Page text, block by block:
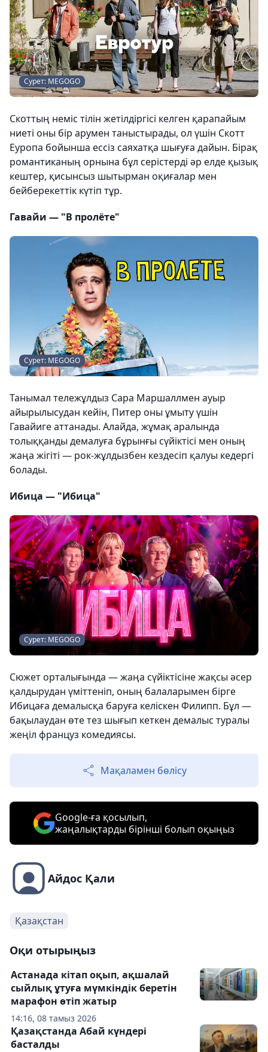
Сурет: MEGOGO
Скоттың неміс тілін жетілдіргісі келген қарапайым
ниеті оны бір арумен таныстырады, ол үшін Скотт
Еуропа бойынша ессіз саяхатқа шығуға дайын. Бірақ
романтиканың орнына бұл серістерді әр елде қызық
кештер, қисынсыз шытырман оқиғалар мен
бейберекеттік күтіп тұр.
Гавайи — "В пролёте"
Сурет: MEGOGO
Танымал тележұлдыз Сара Маршаллмен ауыр
айырылысудан кейін, Питер оны ұмыту үшін
Гавайиге аттанады. Алайда, жұмақ аралында
толыққанды демалуға бұрынғы сүйіктісі мен оның
жаңа жігіті — рок-жұлдызбен кездесіп қалуы кедергі
болады.
Ибица — "Ибица"
Сурет: MEGOGO
Сюжет орталығында — жаңа сүйіктісіне жақсы әсер
қалдырудан үміттеніп, оның балаларымен бірге
Ибицаға демалысқа баруға келіскен Филипп. Бұл —
бақылаудан өте тез шығып кеткен демалыс туралы
жеңіл француз комедиясы.
Мақаламен бөлісу
Google-ға қосылып,
жаңалықтарды бірінші болып оқыңыз
Айдос Қали
Қазақстан
Оқи отырыңыз
14:16, 08 тамыз 2026
Астанада кітап оқып, ақшалай
сыйлық ұтуға мүмкіндік беретін
марафон өтіп жатыр
Қазақстанда Абай күндері
басталды